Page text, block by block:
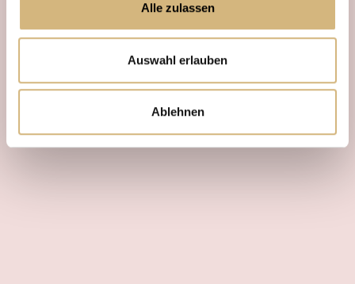
Alle zulassen
Auswahl erlauben
Ablehnen